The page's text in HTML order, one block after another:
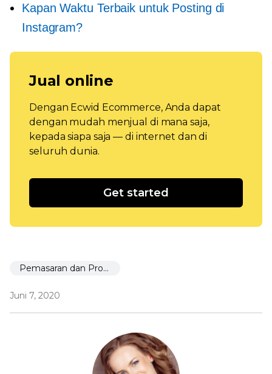
Kapan Waktu Terbaik untuk Posting di
Instagram?
Jual online
Dengan Ecwid Ecommerce, Anda dapat
dengan mudah menjual di mana saja,
kepada siapa saja — di internet dan di
seluruh dunia.
Get started
Pemasaran dan Promosi
Juni 7, 2020